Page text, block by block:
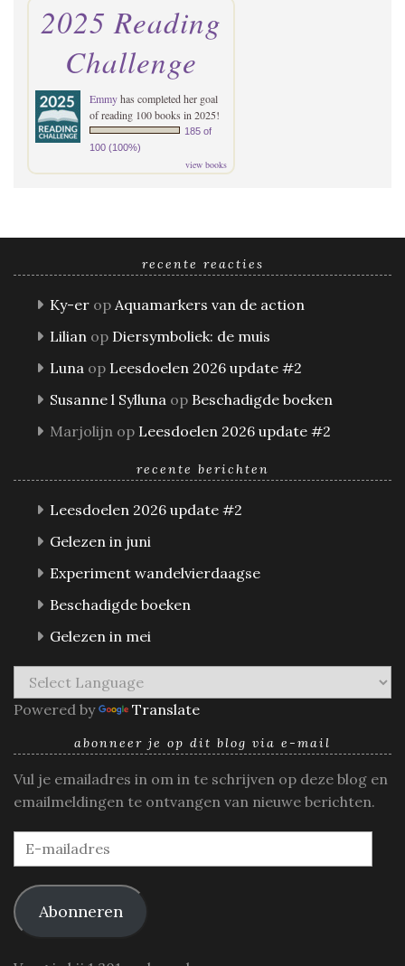
2025 Reading
Challenge
Emmyhas completed her goal
of reading 100 books in 2025!
185 of
100 (100%)
view books
recente reacties
Ky-er op Aquamarkers van de action
Lilian op Diersymboliek: de muis
Luna op Leesdoelen 2026 update #2
Susanne l Sylluna op Beschadigde boeken
Marjolijn op Leesdoelen 2026 update #2
recente berichten
Leesdoelen 2026 update #2
Gelezen in juni
Experiment wandelvierdaagse
Beschadigde boeken
Gelezen in mei
Powered by Translate
abonneer je op dit blog via e-mail
Vul je emailadres in om in te schrijven op deze blog en
emailmeldingen te ontvangen van nieuwe berichten.
E-
mailadres
Abonneren